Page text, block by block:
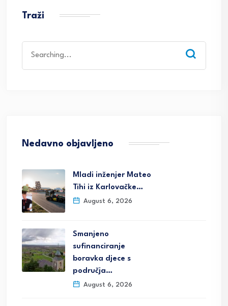
Traži
for:
Nedavno objavljeno
Mladi inženjer Mateo
Tihi iz Karlovačke…
August 6, 2026
Smanjeno
sufinanciranje
boravka djece s
područja…
August 6, 2026